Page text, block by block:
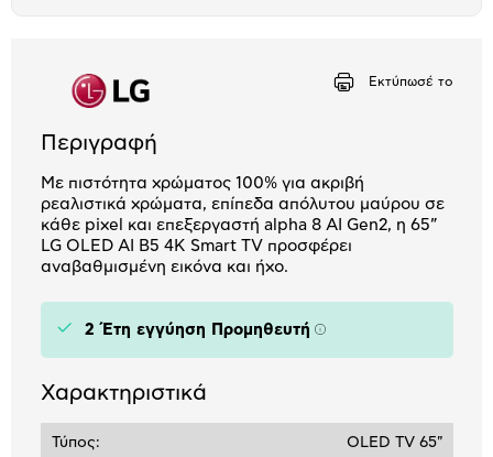
Εκτύπωσέ το
Περιγραφή
Με πιστότητα χρώματος 100% για ακριβή
ρεαλιστικά χρώματα, επίπεδα απόλυτου μαύρου σε
κάθε pixel και επεξεργαστή alpha 8 AI Gen2, η 65”
LG OLED AI B5 4K Smart TV προσφέρει
αναβαθμισμένη εικόνα και ήχο.
2 Έτη εγγύηση Προμηθευτή Πληροφορίες
Χαρακτηριστικά
Τύπος: OLED TV 65"